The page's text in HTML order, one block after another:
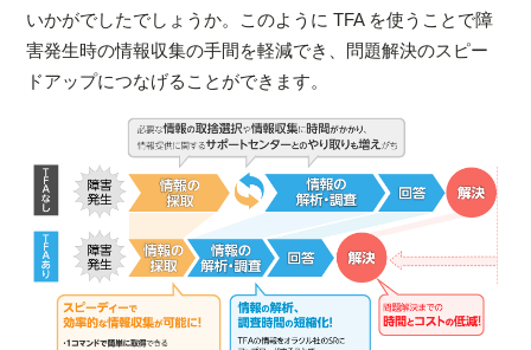
いかがでしたでしょうか。このように TFA を使うことで障
害発生時の情報収集の手間を軽減でき、問題解決のスピー
ドアップにつなげることができます。